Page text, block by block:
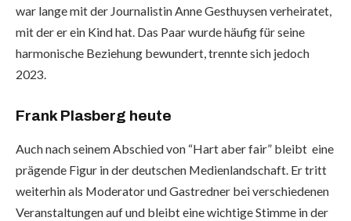
war lange mit der Journalistin Anne Gesthuysen verheiratet,
mit der er ein Kind hat. Das Paar wurde häufig für seine
harmonische Beziehung bewundert, trennte sich jedoch
2023.
Frank Plasberg heute
Auch nach seinem Abschied von “Hart aber fair” bleibt eine
prägende Figur in der deutschen Medienlandschaft. Er tritt
weiterhin als Moderator und Gastredner bei verschiedenen
Veranstaltungen auf und bleibt eine wichtige Stimme in der